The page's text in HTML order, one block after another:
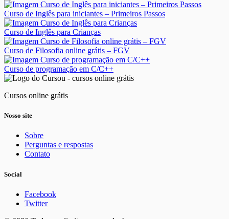
Curso de Inglês para iniciantes – Primeiros Passos
Curso de Inglês para Crianças
Curso de Filosofia online grátis – FGV
Curso de programação em C/C++
Cursos online grátis
Nosso site
Sobre
Perguntas e respostas
Contato
Social
Facebook
Twitter